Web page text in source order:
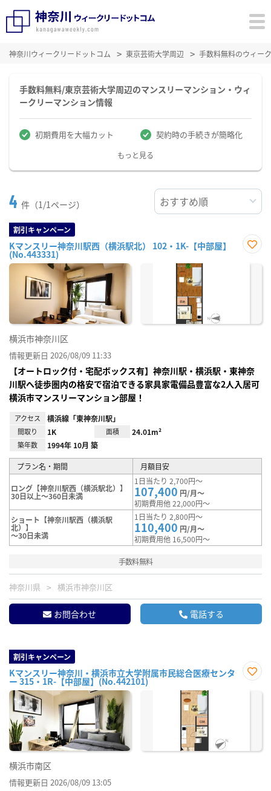
神奈川ウィークリードットコム 東京芸術大学周辺 手数料無料のウィー
手数料無料/東京芸術大学周辺のマンスリーマンション・ウィ
ークリーマンション情報
初期費用を大幅カット 契約時の手続きが簡略化
もっと見る
4 件（1/1ページ）
割引キャンペーン
Kマンスリー神奈川駅西（横浜駅北） 102・1K-【中部屋】
(No.443331)
に入
横浜市神奈川区
情報更新日 2026/08/09 11:33
【オートロック付・宅配ボックス有】神奈川駅・横浜駅・東神奈
川駅へ徒歩圏内の格安で宿泊できる家具家電備品豊富な2人入居可
横浜市マンスリーマンション部屋！
アクセス 横浜線「東神奈川駅」
間取り 1K 面積 24.01m²
築年数 1994年 10月 築
プラン名・期間 月額目安
ロング【神奈川駅西（横浜駅北）】
30日以上～360日未満
1日当たり 2,700円～
107,400 円/月～
初期費用他 22,000円～
ショート【神奈川駅西（横浜駅
北）】
～30日未満
1日当たり 2,800円～
110,400 円/月～
初期費用他 16,500円～
手数料無料
神奈川県 横浜市神奈川区
お問合わせ 電話する
割引キャンペーン
Kマンスリー神奈川・横浜市立大学附属市民総合医療センタ
ー 315・1R-【中部屋】(No.442101)
に入
横浜市南区
情報更新日 2026/08/09 13:05